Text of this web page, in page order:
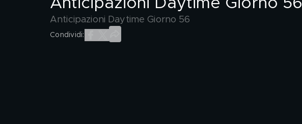
Anticipazioni Daytime Giorno 56
Anticipazioni Daytime Giorno 56
Condividi: